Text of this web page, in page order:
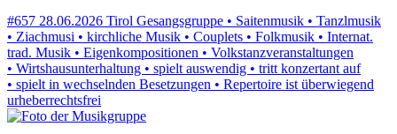
#657 28.06.2026 Tirol Gesangsgruppe • Saitenmusik • Tanzlmusik
• Ziachmusi • kirchliche Musik • Couplets • Folkmusik • Internat.
trad. Musik • Eigenkompositionen • Volkstanzveranstaltungen
• Wirtshausunterhaltung • spielt auswendig • tritt konzertant auf
• spielt in wechselnden Besetzungen • Repertoire ist überwiegend
urheberrechtsfrei